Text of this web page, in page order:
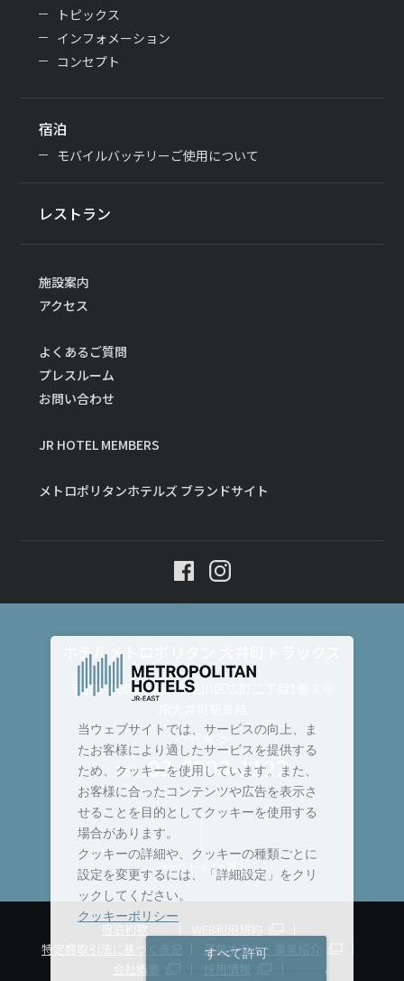
トピックス
インフォメーション
コンセプト
宿泊
モバイルバッテリーご使用について
レストラン
施設案内
アクセス
よくあるご質問
プレスルーム
お問い合わせ
JR HOTEL MEMBERS
メトロポリタンホテルズ ブランドサイト
ホテルメトロポリタン 大井町トラックス
〒140-0005 東京都品川区広町二丁目1番３号
＜ 代表 ＞
TEL :03-6903-1122
ページトップへ戻る
特定商取引法に基づく表記
運営ホテル・事業紹介
会社概要
採用情報
当ウェブサイトでは、サービスの向上、ま
たお客様により適したサービスを提供する
ため、クッキーを使用しています。また、
お客様に合ったコンテンツや広告を表示さ
せることを目的としてクッキーを使用する
場合があります。
クッキーの詳細や、クッキーの種類ごとに
設定を変更するには、「詳細設定」をクリ
ックしてください。
クッキーポリシー
すべて許可